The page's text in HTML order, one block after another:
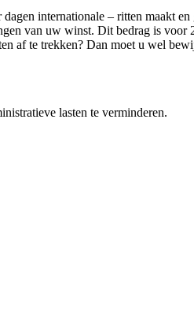
internationale – ritten maakt
van uw winst. Dit bedrag is
af te trekken? Dan moet u wel
lasten te verminderen.